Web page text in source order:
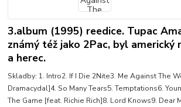
3.album (1995) reedice. Tupac
známý též jako 2Pac, byl americký
a herec.
Skladby: 1. Intro2. If I Die 2Nite3. Me Against The
Dramacydal]4. So Many Tears5. Temptations6.
The Game [feat. Richie Rich]8. Lord Knows9. Dear